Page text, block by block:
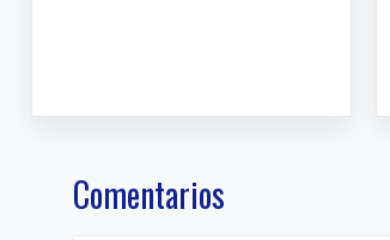
Comentarios